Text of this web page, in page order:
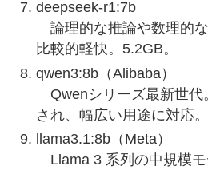
deepseek-r1:7b
論理的な推論や数理的
比較的軽快。5.2GB。
qwen3:8b（Alibaba）
Qwenシリーズ最新世代
され、幅広い用途に対応。
llama3.1:8b（Meta）
Llama 3 系列の中規模